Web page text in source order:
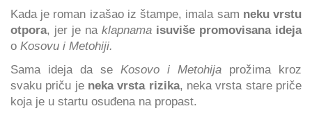
Kada je roman izašao iz štampe, imala sam neku vrstu
otpora, jer je na klapnama isuviše promovisana ideja
o Kosovu i Metohiji.
Sama ideja da se Kosovo i Metohija prožima kroz
svaku priču je neka vrsta rizika, neka vrsta stare priče
koja je u startu osuđena na propast.